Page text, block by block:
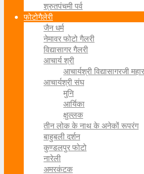
श्रुतपंचमी पर्व
फोटोगैलेरी
जैन धर्म
नेमावर फोटो गैलरी
विद्यासागर गैलरी
आचार्य श्री
आचार्यश्री विद्यासागरजी
आचार्यश्री संघ
मुनि
आर्यिका
क्षुल्लक
तीन लोक के नाथ के अनेकों रूपरंग
बाहुबली दर्शन
कुण्डलपुर फोटो
नारेली
अमरकंटक